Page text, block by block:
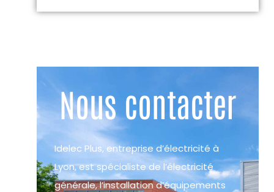
Nous contacter
Idelec Plus, entreprise d’électricité à
Lyon, est spécialiste de l’électricité
générale, l’installation d’équipements